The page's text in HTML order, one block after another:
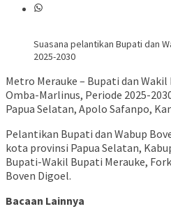
Suasana pelantikan Bupati dan
2025-2030
Metro Merauke – Bupati dan
Omba-Marlinus, Periode 2025-
Papua Selatan, Apolo Safanpo,
Pelantikan Bupati dan Wabup
kota provinsi Papua Selatan,
Bupati-Wakil Bupati Merauke,
Boven Digoel.
Bacaan Lainnya